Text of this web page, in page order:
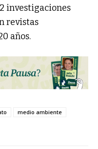
investigaciones
revistas
años.
medio ambiente